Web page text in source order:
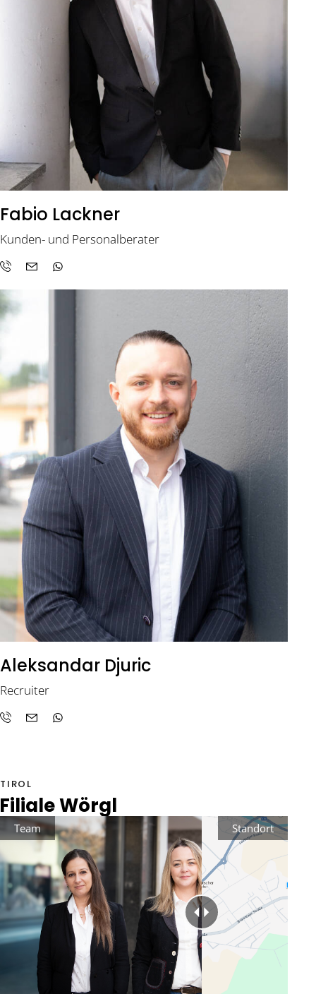
Fabio Lackner
Kunden- und Personalberater
Aleksandar Djuric
Recruiter
TIROL
Filiale Wörgl
Team Standort